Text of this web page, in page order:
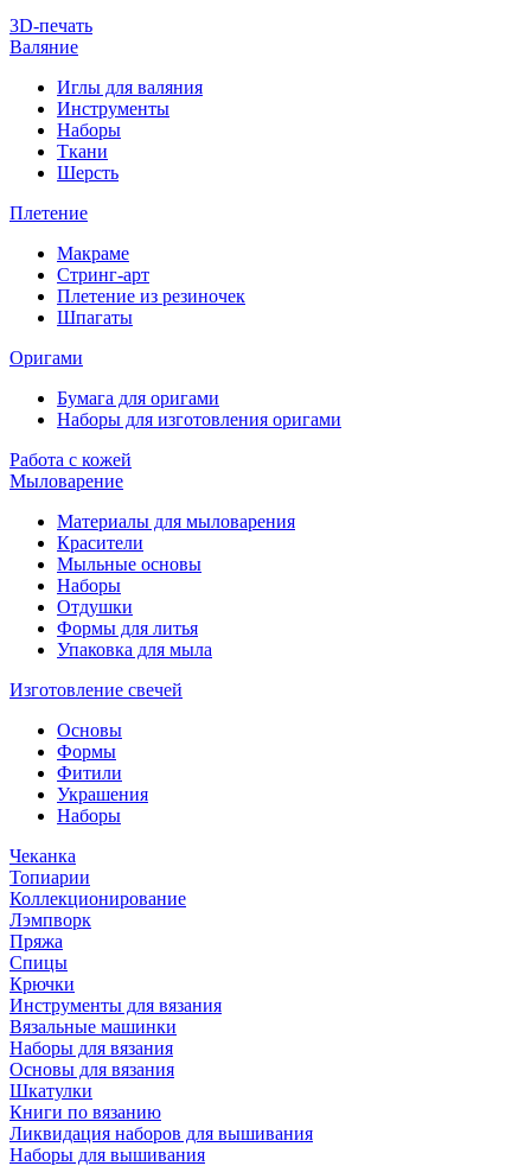
3D-печать
Валяние
Иглы для валяния
Инструменты
Наборы
Ткани
Шерсть
Плетение
Макраме
Стринг-арт
Плетение из резиночек
Шпагаты
Оригами
Бумага для оригами
Наборы для изготовления оригами
Работа с кожей
Мыловарение
Материалы для мыловарения
Красители
Мыльные основы
Наборы
Отдушки
Формы для литья
Упаковка для мыла
Изготовление свечей
Основы
Формы
Фитили
Украшения
Наборы
Чеканка
Топиарии
Коллекционирование
Лэмпворк
Пряжа
Спицы
Крючки
Инструменты для вязания
Вязальные машинки
Наборы для вязания
Основы для вязания
Шкатулки
Книги по вязанию
Ликвидация наборов для вышивания
Наборы для вышивания